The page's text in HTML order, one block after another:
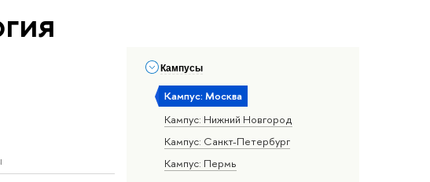
Кампусы
Кампус: Москва
Кампус: Нижний Новгород
Кампус: Санкт-Петербург
Кампус: Пермь